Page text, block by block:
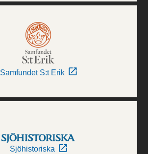
Samfundet S:t Erik
Sjöhistoriska